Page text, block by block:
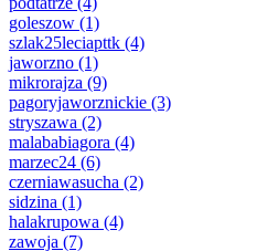
goleszow (1)
szlak25leciapttk (4)
jaworzno (1)
mikrorajza (9)
pagoryjaworznickie (3)
stryszawa (2)
malababiagora (4)
marzec24 (6)
czerniawasucha (2)
sidzina (1)
halakrupowa (4)
zawoja (7)